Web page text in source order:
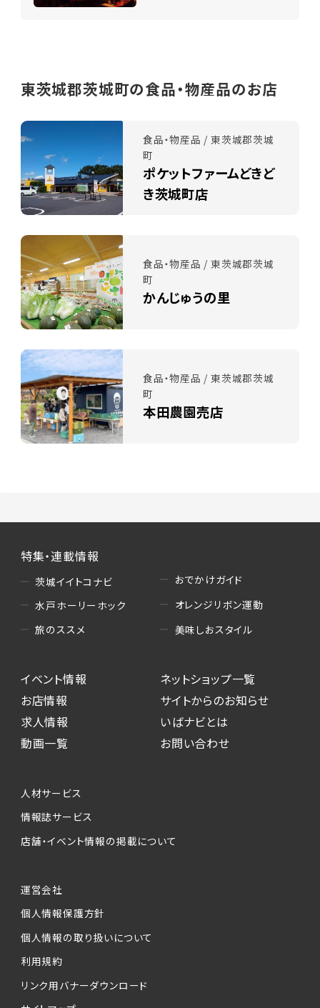
東茨城郡茨城町の食品・物産品のお店
食品・物産品 / 東茨城郡茨城
町
ポケットファームどきど
き茨城町店
食品・物産品 / 東茨城郡茨城
町
かんじゅうの里
食品・物産品 / 東茨城郡茨城
町
本田農園売店
特集・連載情報
茨城イイトコナビ
水戸ホーリーホック
旅のススメ
おでかけガイド
オレンジリボン運動
美味しおスタイル
イベント情報
お店情報
求人情報
動画一覧
ネットショップ一覧
サイトからのお知らせ
いばナビとは
お問い合わせ
人材サービス
情報誌サービス
店舗・イベント情報の掲載について
運営会社
個人情報保護方針
個人情報の取り扱いについて
利用規約
リンク用バナーダウンロード